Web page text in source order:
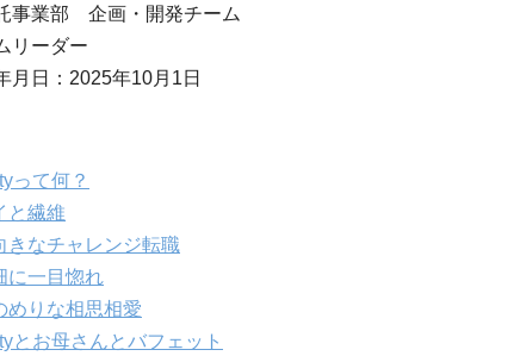
事業部 企画・開発チーム
リーダー
月日：2025年10月1日
って何？
と繊維
きなチャレンジ転職
に一目惚れ
めりな相思相愛
とお母さんとバフェット